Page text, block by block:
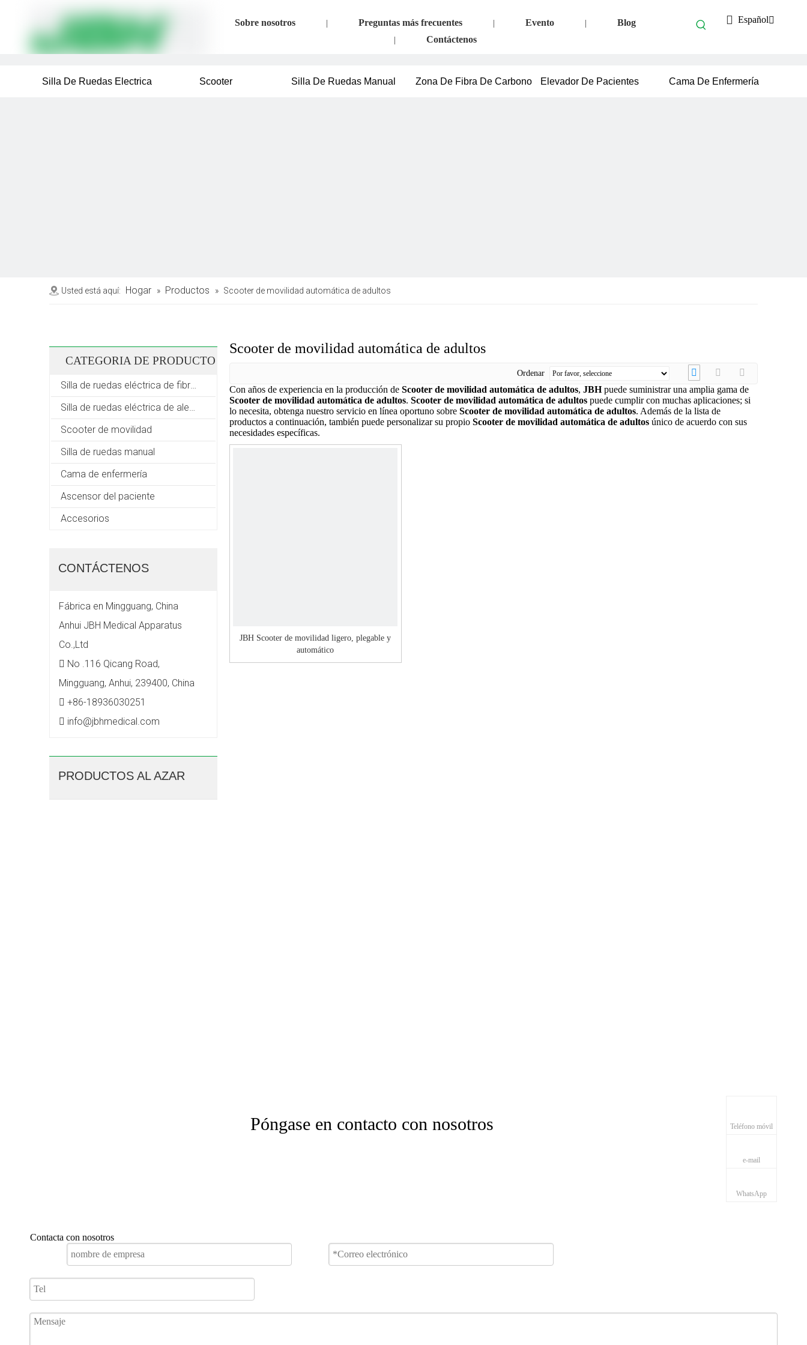
Sobre nosotros | Preguntas más frecuentes | Evento | Blog
| Contáctenos
Español
Silla De Ruedas Electrica Scooter Silla De Ruedas Manual Zona De Fibra De Carbono Elevador De Pacientes Cama De Enfermería
Usted está aquí: Hogar » Productos » Scooter de movilidad automática de adultos
CATEGORIA DE PRODUCTO
Silla de ruedas eléctrica de fibra de carbono
Silla de ruedas eléctrica de aleación de aluminio
Scooter de movilidad
Silla de ruedas manual
Cama de enfermería
Ascensor del paciente
Accesorios
CONTÁCTENOS
Fábrica en Mingguang, China
Anhui JBH Medical Apparatus
Co.,Ltd
 No .116 Qicang Road,
Mingguang, Anhui, 239400, China
 +86-18936030251
 info@jbhmedical.com
PRODUCTOS AL AZAR
Scooter de movilidad automática de adultos
Ordenar
Con años de experiencia en la producción de Scooter de movilidad automática de adultos, JBHpuede suministrar una amplia gama de
Scooter de movilidad automática de adultos. Scooter de movilidad automática de adultos puede cumplir con muchas aplicaciones; si
lo necesita, obtenga nuestro servicio en línea oportuno sobre Scooter de movilidad automática de adultos. Además de la lista de
productos a continuación, también puede personalizar su propio Scooter de movilidad automática de adultos único de acuerdo con sus
necesidades específicas.
JBH Scooter de movilidad ligero, plegable y
automático
Póngase en contacto con nosotros Teléfono móvil
e-mail
WhatsApp
Contacta con nosotros